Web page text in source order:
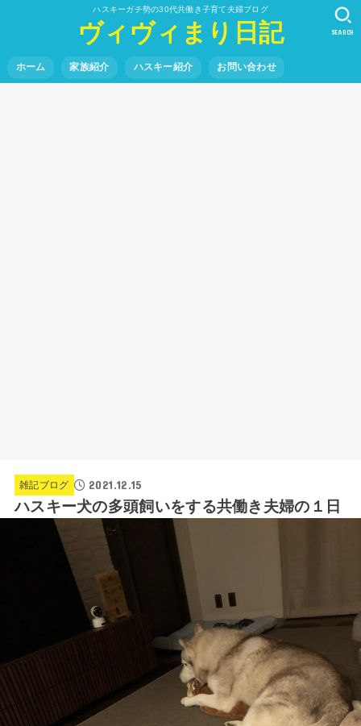
ハスキーガチ勢の30代共働き子育て夫婦ブログ
ヴィヴィまり日記
ホーム 家族紹介 ハスキー紹介 お問い合わせ
SEARCH
雑記ブログ 2021.12.15
ハスキー犬の多頭飼いをする共働き夫婦の１日